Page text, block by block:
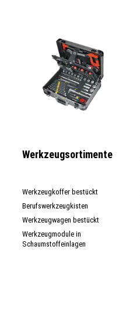
Werkzeugsortimente
Werkzeugkoffer bestückt
Berufswerkzeugkisten
Werkzeugwagen bestückt
Werkzeugmodule in
Schaumstoffeinlagen